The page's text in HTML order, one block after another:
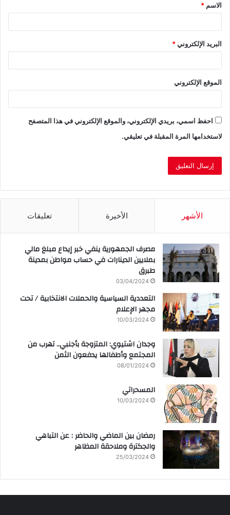
*
الاسم *
البريد الإلكتروني*
الموقع الإلكتروني
احفظ اسمي، بريدي الإلكتروني، والموقع الإلكتروني في هذا المتصفح
لاستخدامها المرة المقبلة في تعليقي.
الأشهر الأخيرة تعليقات
مصرف الجمهورية ينفي خبر إيداع مبلغ مالي
بملايين الدينارات في حساب مواطن بمدينة
طبرق
03/04/2024
التعددية السياسية والحملات الانتخابية / تحت
مجهر الإعلام
10/03/2024
وجدان اشتيوي: المتزوجة بأجنبي.. تهرب من
المجتمع وأطفالها يدفعون الثمن
08/01/2024
المسحراتي
10/03/2024
رمضان بين الماضي والحاضر : عن التباهي
والجكترة وملاحقة المظاهر
25/03/2024